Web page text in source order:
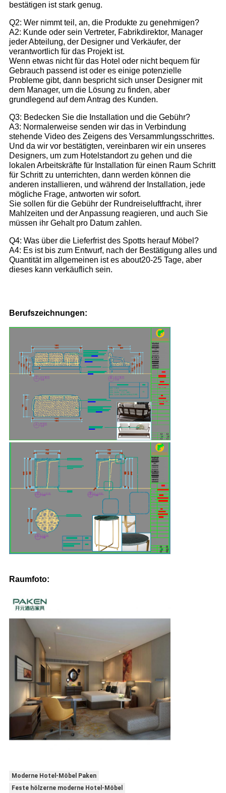
bestätigen ist stark genug.
Q2: Wer nimmt teil, an, die Produkte zu genehmigen?
A2: Kunde oder sein Vertreter, Fabrikdirektor, Manager
jeder Abteilung, der Designer und Verkäufer, der
verantwortlich für das Projekt ist.
Wenn etwas nicht für das Hotel oder nicht bequem für
Gebrauch passend ist oder es einige potenzielle
Probleme gibt, dann bespricht sich unser Designer mit
dem Manager, um die Lösung zu finden, aber
grundlegend auf dem Antrag des Kunden.
Q3: Bedecken Sie die Installation und die Gebühr?
A3: Normalerweise senden wir das in Verbindung
stehende Video des Zeigens des Versammlungsschrittes.
Und da wir vor bestätigten, vereinbaren wir ein unseres
Designers, um zum Hotelstandort zu gehen und die
lokalen Arbeitskräfte für Installation für einen Raum Schritt
für Schritt zu unterrichten, dann werden können die
anderen installieren, und während der Installation, jede
mögliche Frage, antworten wir sofort.
Sie sollen für die Gebühr der Rundreiseluftfracht, ihrer
Mahlzeiten und der Anpassung reagieren, und auch Sie
müssen ihr Gehalt pro Datum zahlen.
Q4: Was über die Lieferfrist des Spotts herauf Möbel?
A4: Es ist bis zum Entwurf, nach der Bestätigung alles und
Quantität im allgemeinen ist es about20-25 Tage, aber
dieses kann verkäuflich sein.
Berufszeichnungen:
Raumfoto:
Moderne Hotel-Möbel Paken
Feste hölzerne moderne Hotel-Möbel